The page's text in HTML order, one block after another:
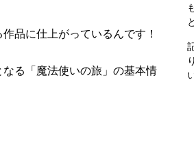
品に仕上がっているんです！
る「魔法使いの旅」の基本情